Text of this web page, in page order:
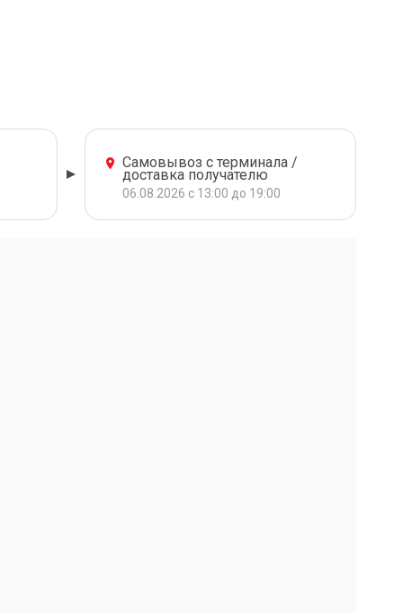
Самовывоз с терминала /
доставка получателю
06.08.2026 с 13:00 до 19:00